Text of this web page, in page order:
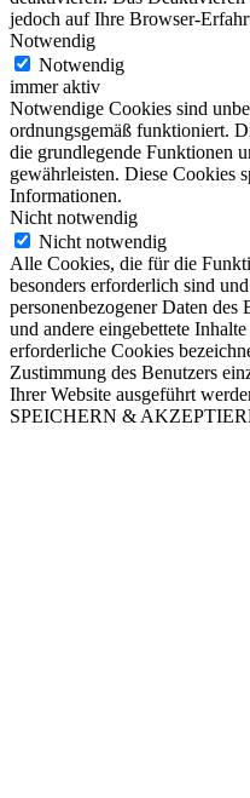
jedoch auf Ihre Browser-
Notwendig
Notwendig
immer aktiv
Notwendige Cookies sind
ordnungsgemäß funktioniert.
die grundlegende Funktionen
gewährleisten. Diese Cookies
Informationen.
Nicht notwendig
Nicht notwendig
Alle Cookies, die für die
besonders erforderlich sind
personenbezogener Daten
und andere eingebettete
erforderliche Cookies
Zustimmung des Benutzers
Ihrer Website ausgeführt
SPEICHERN &